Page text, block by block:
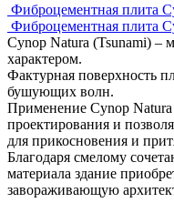
Фиброцементная плита
Фиброцементная плита
Cynop Natura (Tsunami) –
характером.
Фактурная поверхность
бушующих волн.
Применение Cynop
проектирования и
для прикосновения и
Благодаря смелому
материала здание
завораживающую